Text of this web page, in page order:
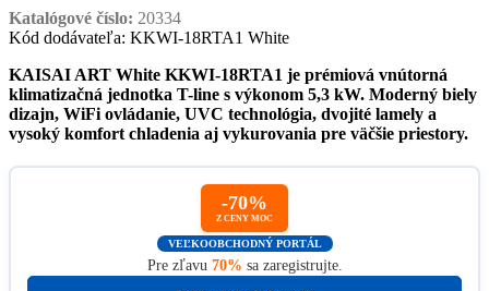
Katalógové číslo: 20334
Kód dodávateľa: KKWI-18RTA1 White
KAISAI ART White KKWI-18RTA1 je prémiová vnútorná
klimatizačná jednotka T-line s výkonom 5,3 kW. Moderný biely
dizajn, WiFi ovládanie, UVC technológia, dvojité lamely a
vysoký komfort chladenia aj vykurovania pre väčšie priestory.
-70%
Z CENY MOC
VEĽKOOBCHODNÝ PORTÁL
Pre zľavu 70% sa zaregistrujte.